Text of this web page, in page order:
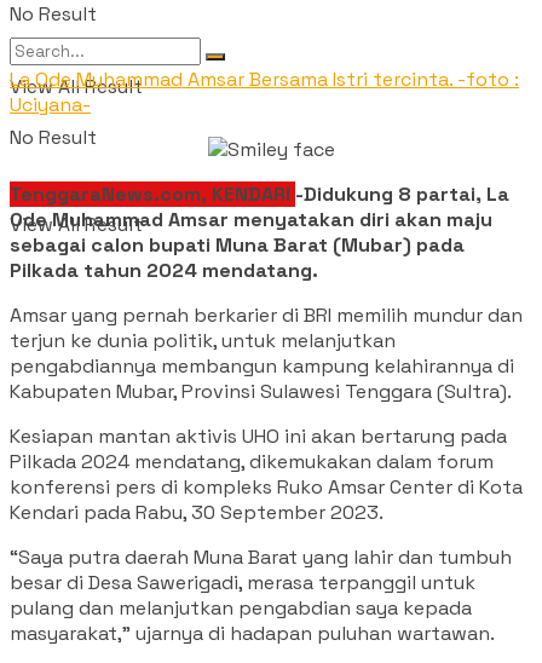
No Result
View All Result
No Result
View All Result
La Ode Muhammad Amsar Bersama Istri tercinta. -foto :
Uciyana-
TenggaraNews.com, KENDARI -Didukung 8 partai, La
Ode Muhammad Amsar menyatakan diri akan maju
sebagai calon bupati Muna Barat (Mubar) pada
Pilkada tahun 2024 mendatang.
Amsar yang pernah berkarier di BRI memilih mundur dan
terjun ke dunia politik, untuk melanjutkan
pengabdiannya membangun kampung kelahirannya di
Kabupaten Mubar, Provinsi Sulawesi Tenggara (Sultra).
Kesiapan mantan aktivis UHO ini akan bertarung pada
Pilkada 2024 mendatang, dikemukakan dalam forum
konferensi pers di kompleks Ruko Amsar Center di Kota
Kendari pada Rabu, 30 September 2023.
“Saya putra daerah Muna Barat yang lahir dan tumbuh
besar di Desa Sawerigadi, merasa terpanggil untuk
pulang dan melanjutkan pengabdian saya kepada
masyarakat,” ujarnya di hadapan puluhan wartawan.